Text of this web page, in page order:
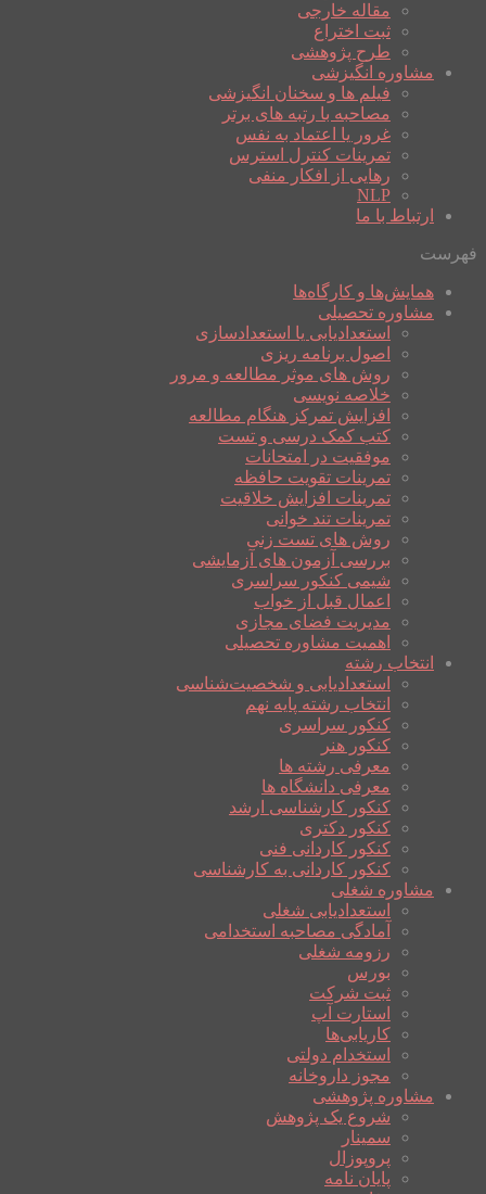
مقاله خارجی
ثبت اختراع
طرح پژوهشی
مشاوره انگیزشی
فیلم ها و سخنان انگیزشی
مصاحبه با رتبه های برتر
غرور یا اعتماد به نفس
تمرینات کنترل استرس
رهایی از افکار منفی
NLP
ارتباط با ما
فهرست
همایش‌ها و کارگاه‌ها
مشاوره تحصیلی
استعدادیابی یا استعدادسازی
اصول برنامه ریزی
روش های موثر مطالعه و مرور
خلاصه نویسی
افزایش تمرکز هنگام مطالعه
کتب کمک درسی و تست
موفقیت در امتحانات
تمرینات تقویت حافظه
تمرینات افزایش خلاقیت
تمرینات تند خوانی
روش های تست زنی
بررسی آزمون های آزمایشی
شیمی کنکور سراسری
اعمال قبل از خواب
مدیریت فضای مجازی
اهمیت مشاوره تحصیلی
انتخاب رشته
استعدادیابی و شخصیت‌شناسی
انتخاب رشته پایه نهم
کنکور سراسری
کنکور هنر
معرفی رشته ها
معرفی دانشگاه ها
کنکور کارشناسی ارشد
کنکور دکتری
کنکور کاردانی فنی
کنکور کاردانی به کارشناسی
مشاوره شغلی
استعدادیابی شغلی
آمادگی مصاحبه استخدامی
رزومه شغلی
بورس
ثبت شرکت
استارت آپ
کاریابی‌ها
استخدام دولتی
مجوز داروخانه
مشاوره پژوهشی
شروع یک پژوهش
سمینار
پروپوزال
پایان نامه